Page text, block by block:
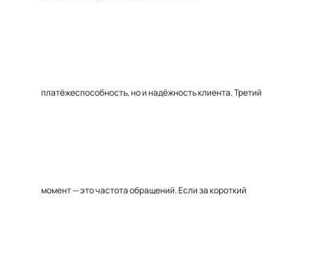
платёжеспособность, но и надёжность клиента. Третий
момент — это частота обращений. Если за короткий